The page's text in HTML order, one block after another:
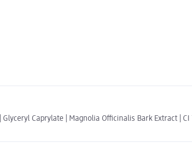
Caprylate | Magnolia Officinalis Bark Extract | CI